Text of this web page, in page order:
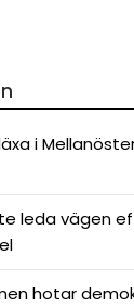
i
leda vägen
hotar